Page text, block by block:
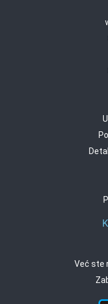
Već ste